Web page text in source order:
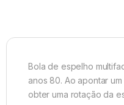
Bola de espelho
anos 80. Ao apontar
obter uma rotação da